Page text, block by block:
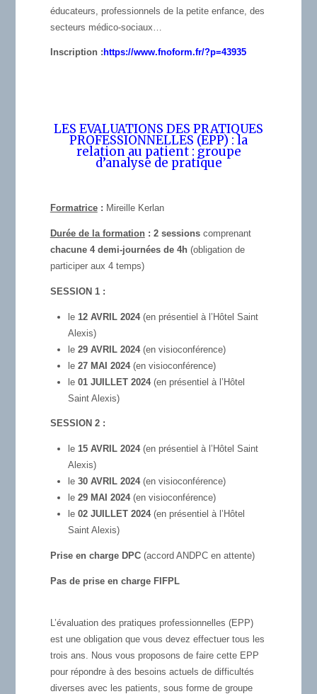
éducateurs, professionnels de la petite enfance, des
secteurs médico-sociaux…
Inscription : https://www.fnoform.fr/?p=43935
LES EVALUATIONS DES PRATIQUES
PROFESSIONNELLES (EPP) : la
relation au patient : groupe
d’analyse de pratique
Formatrice: Mireille Kerlan
Durée de la formation: 2 sessionscomprenant
chacune 4 demi-journées de 4h(obligation de
participer aux 4 temps)
SESSION 1 :
le 12 AVRIL 2024(en présentiel à l’Hôtel Saint
Alexis)
le29 AVRIL 2024(en visioconférence)
le27 MAI 2024(en visioconférence)
le01 JUILLET 2024(en présentiel à l’Hôtel
Saint Alexis)
SESSION 2 :
le15 AVRIL 2024(en présentiel à l’Hôtel Saint
Alexis)
le30 AVRIL 2024(en visioconférence)
le29 MAI 2024(en visioconférence)
le02 JUILLET 2024(en présentiel à l’Hôtel
Saint Alexis)
Prise en charge DPC(accord ANDPC en attente)
Pas de prise en charge FIFPL
L’évaluation des pratiques professionnelles (EPP)
est une obligation que vous devez effectuer tous les
trois ans. Nous vous proposons de faire cette EPP
pour répondre à des besoins actuels de difficultés
diverses avec les patients, sous forme de groupe